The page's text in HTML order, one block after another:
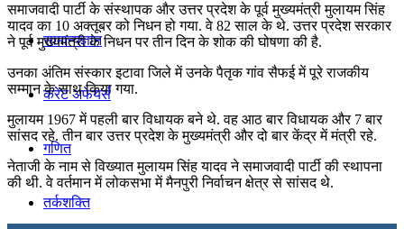
सामान्यज्ञान
करेंट अफेयर्स
गणित
तर्कशक्ति
समाजवादी पार्टी के संस्थापक और उत्तर प्रदेश के पूर्व मुख्यमंत्री मुलायम सिंह
यादव का 10 अक्तूबर को निधन हो गया. वे 82 साल के थे. उत्तर प्रदेश सरकार
ने पूर्व मुख्‍यमंत्री के निधन पर तीन दिन के शोक की घोषणा की है.
उनका अंतिम संस्कार इटावा जिले में उनके पैतृक गांव सैफई में पूरे राजकीय
सम्मान के साथ किया गया.
मुलायम 1967 में पहली बार विधायक बने थे. वह आठ बार विधायक और 7 बार
सांसद रहे. तीन बार उत्तर प्रदेश के मुख्यमंत्री और दो बार केंद्र में मंत्री रहे.
नेताजी के नाम से विख्यात मुलायम सिंह यादव ने समाजवादी पार्टी की स्थापना
की थी. वे वर्तमान में लोकसभा में मैनपुरी निर्वाचन क्षेत्र से सांसद थे.